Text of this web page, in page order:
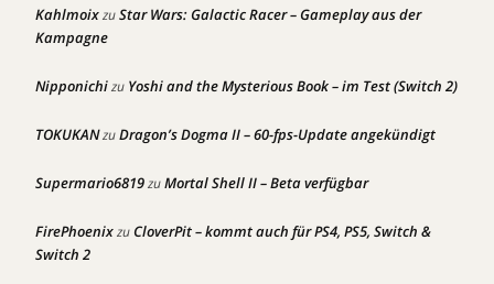
KahlmoixzuStar Wars: Galactic Racer – Gameplay aus der
Kampagne
Nipponichizu Yoshi and the Mysterious Book – im Test (Switch 2)
TOKUKANzuDragon’s Dogma II – 60-fps-Update angekündigt
Supermario6819zuMortal Shell II – Beta verfügbar
FirePhoenixzuCloverPit – kommt auch für PS4, PS5, Switch &
Switch 2